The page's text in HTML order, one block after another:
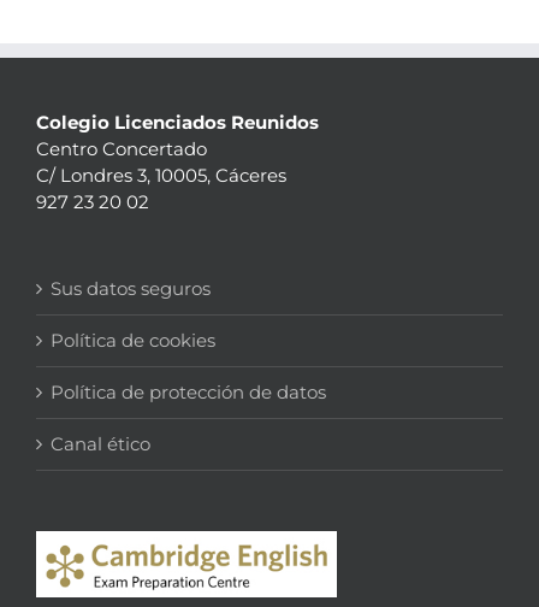
Colegio Licenciados Reunidos
Centro Concertado
C/ Londres 3, 10005, Cáceres
927 23 20 02
Sus datos seguros
Política de cookies
Política de protección de datos
Canal ético